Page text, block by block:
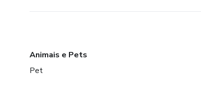
Animais e Pets
Pet